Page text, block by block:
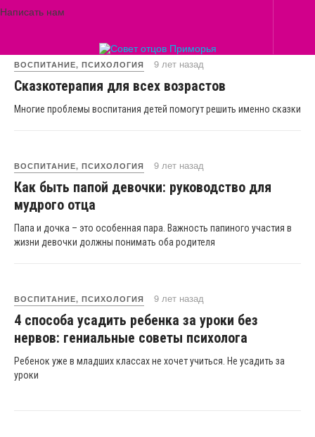
Написать нам
ВОСПИТАНИЕ, ПСИХОЛОГИЯ 9 лет назад
Сказкотерапия для всех возрастов
Многие проблемы воспитания детей помогут решить именно сказки
ВОСПИТАНИЕ, ПСИХОЛОГИЯ 9 лет назад
Как быть папой девочки: руководство для
мудрого отца
Папа и дочка – это особенная пара. Важность папиного участия в
жизни девочки должны понимать оба родителя
ВОСПИТАНИЕ, ПСИХОЛОГИЯ 9 лет назад
4 способа усадить ребенка за уроки без
нервов: гениальные советы психолога
Ребенок уже в младших классах не хочет учиться. Не усадить за
уроки